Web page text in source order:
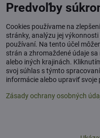
O spoločnosti
Harmony Nature s.r.o.
Štúrova 37, 949 01 Nitra
Osobný odber tovaru: Rybník /
Predvoľby
Cookies používame na
stránky, analýzu jej
používaní. Na tento účel
strán a zhromaždené údaje
alebo iných krajinách.
svoj súhlas s týmto
informácie alebo upraviť svoje
Zásady ochrany osobných